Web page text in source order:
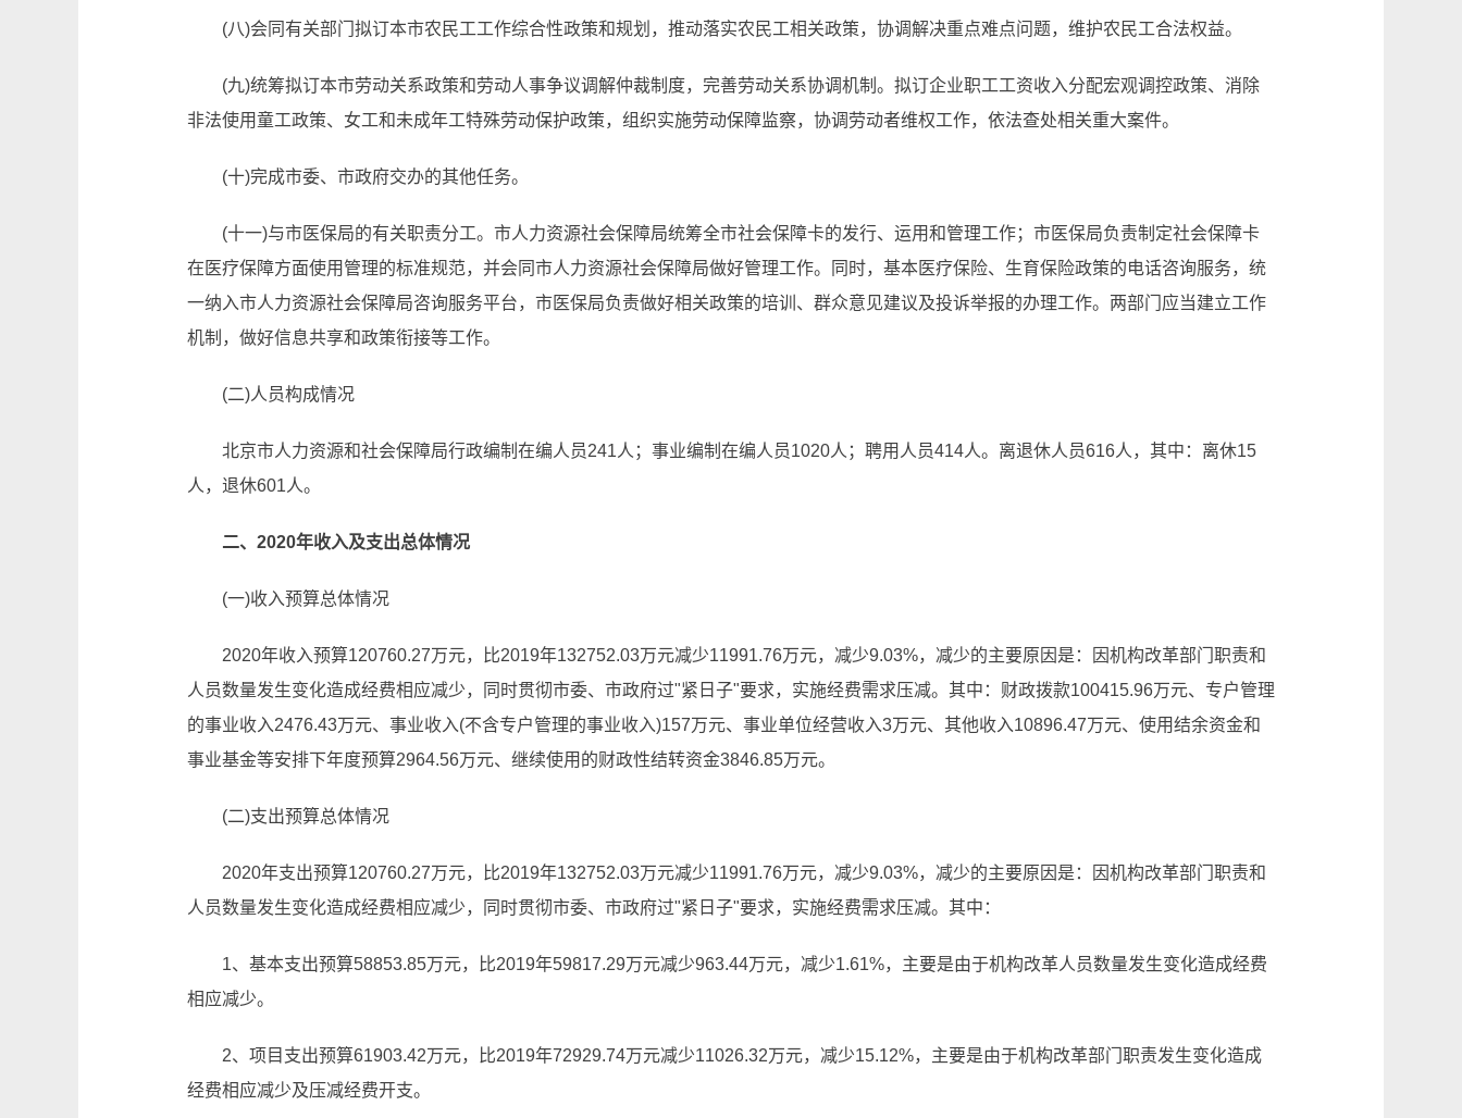
(八)会同有关部门拟订本市农民工工作综合性政策和规划，推动落实农民工相关政策，协调解决重点难点问题，维护农民工合法权益。
(九)统筹拟订本市劳动关系政策和劳动人事争议调解仲裁制度，完善劳动关系协调机制。拟订企业职工工资收入分配宏观调控政策、消除
非法使用童工政策、女工和未成年工特殊劳动保护政策，组织实施劳动保障监察，协调劳动者维权工作，依法查处相关重大案件。
(十)完成市委、市政府交办的其他任务。
(十一)与市医保局的有关职责分工。市人力资源社会保障局统筹全市社会保障卡的发行、运用和管理工作；市医保局负责制定社会保障卡
在医疗保障方面使用管理的标准规范，并会同市人力资源社会保障局做好管理工作。同时，基本医疗保险、生育保险政策的电话咨询服务，统
一纳入市人力资源社会保障局咨询服务平台，市医保局负责做好相关政策的培训、群众意见建议及投诉举报的办理工作。两部门应当建立工作
机制，做好信息共享和政策衔接等工作。
(二)人员构成情况
北京市人力资源和社会保障局行政编制在编人员241人；事业编制在编人员1020人；聘用人员414人。离退休人员616人，其中：离休15
人，退休601人。
二、2020年收入及支出总体情况
(一)收入预算总体情况
2020年收入预算120760.27万元，比2019年132752.03万元减少11991.76万元，减少9.03%，减少的主要原因是：因机构改革部门职责和
人员数量发生变化造成经费相应减少，同时贯彻市委、市政府过"紧日子"要求，实施经费需求压减。其中：财政拨款100415.96万元、专户管理
的事业收入2476.43万元、事业收入(不含专户管理的事业收入)157万元、事业单位经营收入3万元、其他收入10896.47万元、使用结余资金和
事业基金等安排下年度预算2964.56万元、继续使用的财政性结转资金3846.85万元。
(二)支出预算总体情况
2020年支出预算120760.27万元，比2019年132752.03万元减少11991.76万元，减少9.03%，减少的主要原因是：因机构改革部门职责和
人员数量发生变化造成经费相应减少，同时贯彻市委、市政府过"紧日子"要求，实施经费需求压减。其中：
1、基本支出预算58853.85万元，比2019年59817.29万元减少963.44万元，减少1.61%，主要是由于机构改革人员数量发生变化造成经费
相应减少。
2、项目支出预算61903.42万元，比2019年72929.74万元减少11026.32万元，减少15.12%，主要是由于机构改革部门职责发生变化造成
经费相应减少及压减经费开支。